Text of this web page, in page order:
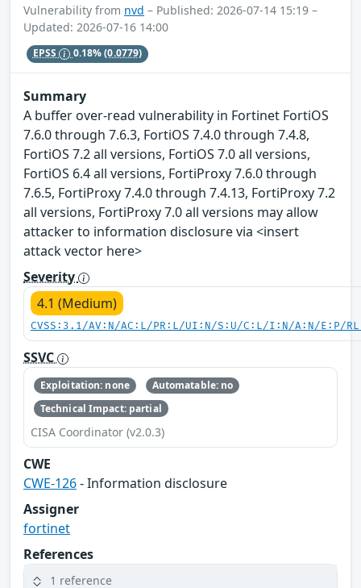
Vulnerability from nvd – Published: 2026-07-14 15:19 –
Updated: 2026-07-16 14:00
EPSS 0.18%(0.0779)
Summary
A buffer over-read vulnerability in Fortinet FortiOS
7.6.0 through 7.6.3, FortiOS 7.4.0 through 7.4.8,
FortiOS 7.2 all versions, FortiOS 7.0 all versions,
FortiOS 6.4 all versions, FortiProxy 7.6.0 through
7.6.5, FortiProxy 7.4.0 through 7.4.13, FortiProxy 7.2
all versions, FortiProxy 7.0 all versions may allow
attacker to information disclosure via <insert
attack vector here>
Severity
4.1 (Medium)
CVSS:3.1/AV:N/AC:L/PR:L/UI:N/S:U/C:L/I:N/A:N/E:P/
SSVC
Exploitation: none
Automatable: no
Technical Impact: partial
CISA Coordinator (v2.0.3)
CWE
CWE-126- Information disclosure
Assigner
fortinet
References
1 reference